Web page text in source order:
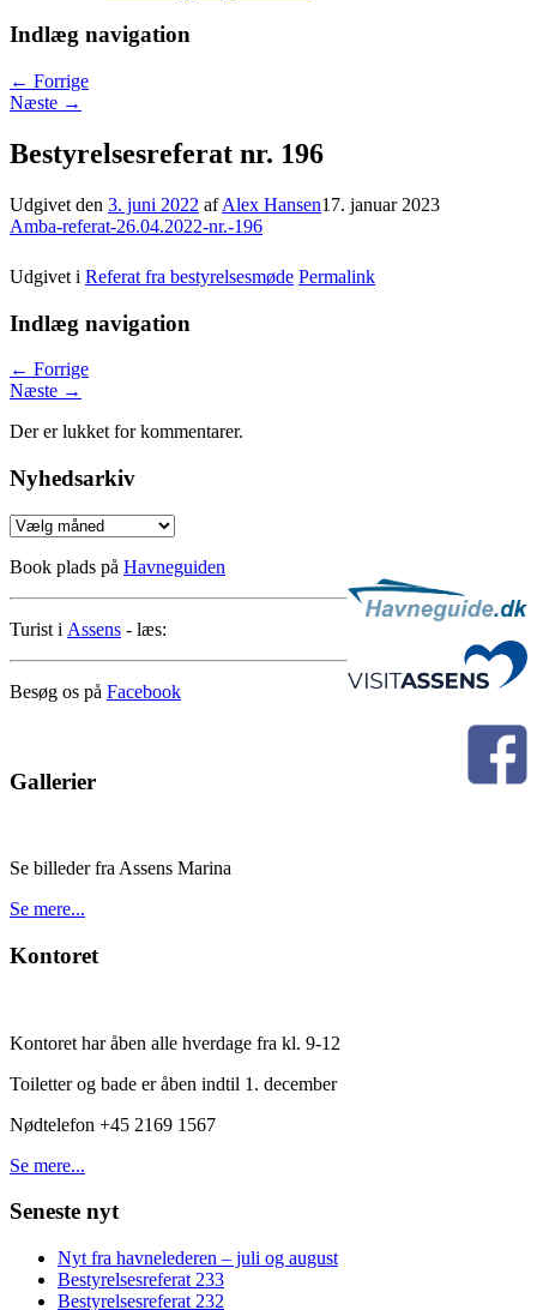
Indlæg navigation
← Forrige
Næste →
Bestyrelsesreferat nr. 196
Udgivet den 3. juni 2022 afAlex Hansen17. januar 2023
Amba-referat-26.04.2022-nr.-196
Udgivet i Referat fra bestyrelsesmøde Permalink
Indlæg navigation
← Forrige
Næste →
Der er lukket for kommentarer.
Nyhedsarkiv
Nyhedsarkiv
Book plads på Havneguiden
Turist i Assens - læs:
Besøg os på Facebook
Gallerier
Se billeder fra Assens Marina
Se mere...
Kontoret
Kontoret har åben alle hverdage fra kl. 9-12
Toiletter og bade er åben indtil 1. december
Nødtelefon +45 2169 1567
Se mere...
Seneste nyt
Nyt fra havnelederen – juli og august
Bestyrelsesreferat 233
Bestyrelsesreferat 232